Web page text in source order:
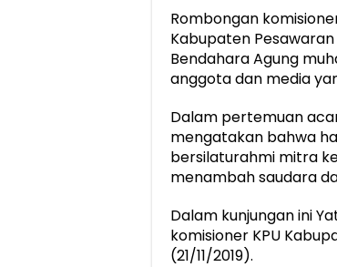
Rombongan
Kabupaten
Bendahara Agung
anggota dan media
Dalam pertemuan
mengatakan bahwa
bersilaturahmi mitra
menambah saudara
Dalam kunjungan ini
komisioner KPU
(21/11/2019).